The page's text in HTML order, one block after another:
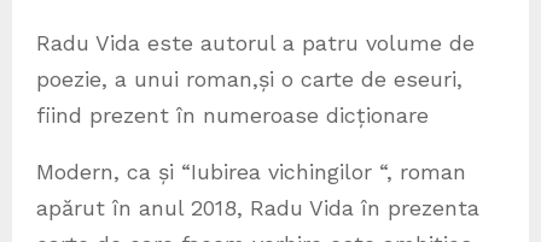
Radu Vida este autorul a patru volume de
poezie, a unui roman,și o carte de eseuri,
fiind prezent în numeroase dicționare
Modern, ca și “Iubirea vichingilor “, roman
apărut în anul 2018, Radu Vida în prezenta